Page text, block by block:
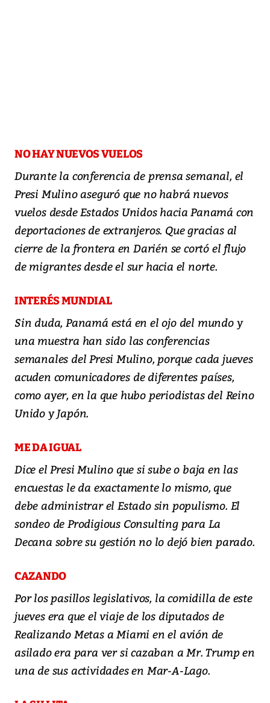
NO HAY NUEVOS VUELOS
Durante la conferencia de prensa semanal, el
Presi Mulino aseguró que no habrá nuevos
vuelos desde Estados Unidos hacia Panamá con
deportaciones de extranjeros. Que gracias al
cierre de la frontera en Darién se cortó el flujo
de migrantes desde el sur hacia el norte.
INTERÉS MUNDIAL
Sin duda, Panamá está en el ojo del mundo y
una muestra han sido las conferencias
semanales del Presi Mulino, porque cada jueves
acuden comunicadores de diferentes países,
como ayer, en la que hubo periodistas del Reino
Unido y Japón.
ME DA IGUAL
Dice el Presi Mulino que si sube o baja en las
encuestas le da exactamente lo mismo, que
debe administrar el Estado sin populismo. El
sondeo de Prodigious Consulting para La
Decana sobre su gestión no lo dejó bien parado.
CAZANDO
Por los pasillos legislativos, la comidilla de este
jueves era que el viaje de los diputados de
Realizando Metas a Miami en el avión de
asilado era para ver si cazaban a Mr. Trump en
una de sus actividades en Mar-A-Lago.